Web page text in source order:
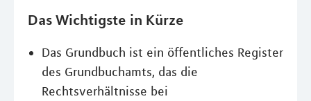
Das Wichtigste in Kürze
Das Grundbuch ist ein öffentliches Register
des Grundbuchamts, das die
Rechtsverhältnisse bei